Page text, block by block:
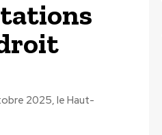
2025, le Haut-